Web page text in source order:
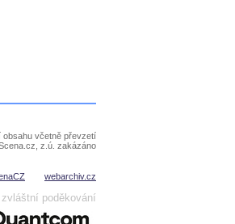
obsahu včetně převzetí
z.ú. zakázáno
webarchiv.cz
zvláštní poděkování